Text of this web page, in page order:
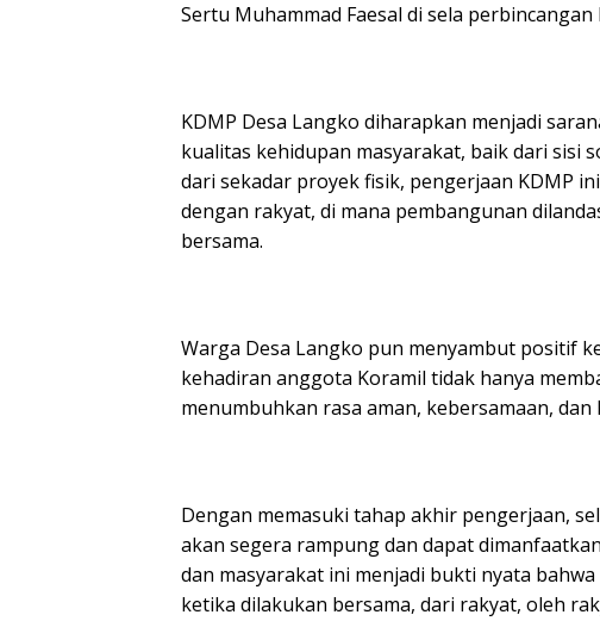
Sertu Muhammad Faesal di sela
KDMP Desa Langko diharapkan menjadi
kualitas kehidupan masyarakat, baik dari sisi
dari sekadar proyek fisik, pengerjaan KDMP
dengan rakyat, di mana pembangunan
bersama.
Warga Desa Langko pun menyambut positif
kehadiran anggota Koramil tidak hanya
menumbuhkan rasa aman, kebersamaan, dan
Dengan memasuki tahap akhir pengerjaan,
akan segera rampung dan dapat
dan masyarakat ini menjadi bukti nyata
ketika dilakukan bersama, dari rakyat, oleh